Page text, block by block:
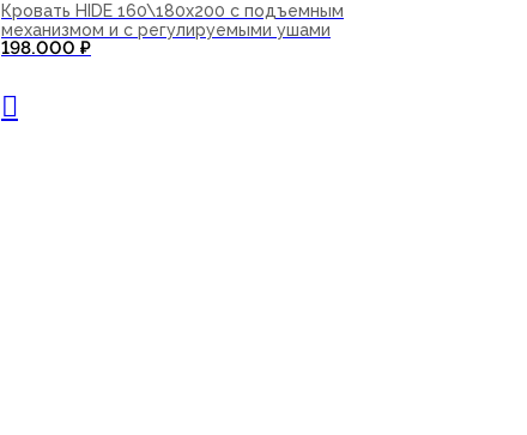
Кровать HIDE 160\180х200 с подъемным
механизмом и с регулируемыми ушами
198.000 ₽